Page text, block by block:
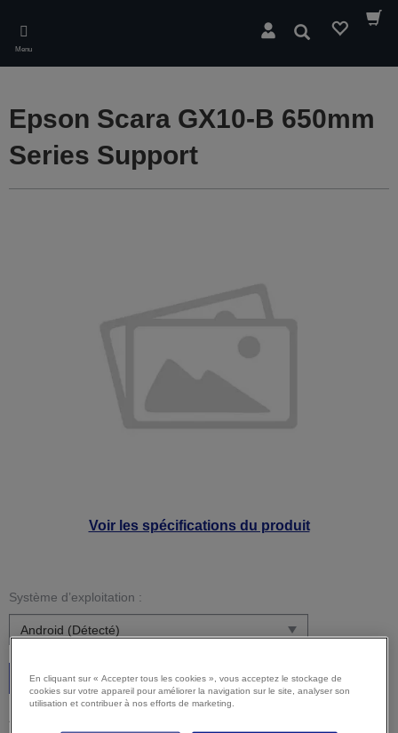
main
content
Menu
Rechercher
Voir les spécifications du produit
Epson Scara GX10-B 650mm
Series Support
Système d’exploitation :
C’est parti
En cliquant sur « Accepter tous les cookies », vous acceptez le stockage de
cookies sur votre appareil pour améliorer la navigation sur le site, analyser son
utilisation et contribuer à nos efforts de marketing.